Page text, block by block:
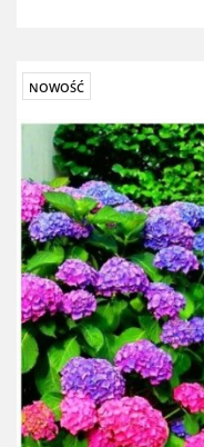
NOWOŚĆ